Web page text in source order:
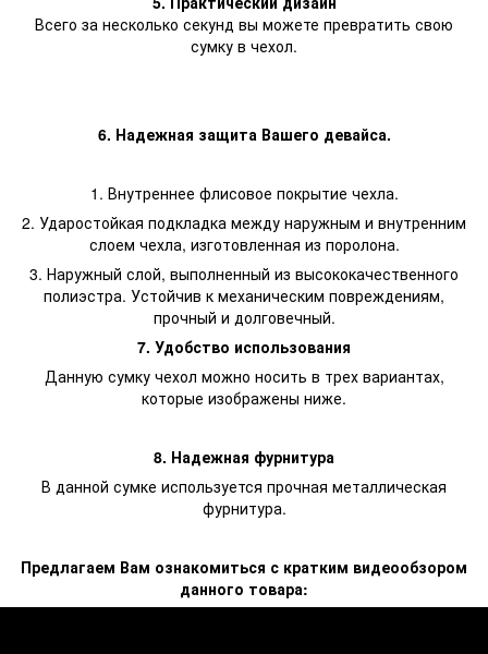
Всего за несколько секунд вы можете превратить свою
сумку в чехол.
6. Надежная защита Вашего девайса.
1. Внутреннее флисовое покрытие чехла.
2. Ударостойкая подкладка между наружным и внутренним
слоем чехла, изготовленная из поролона.
3. Наружный слой, выполненный из высококачественного
полиэстра. Устойчив к механическим повреждениям,
прочный и долговечный.
7. Удобство использования
Данную сумку чехол можно носить в трех вариантах,
которые изображены ниже.
8. Надежная фурнитура
В данной сумке используется прочная металлическая
фурнитура.
Предлагаем Вам ознакомиться с кратким видеообзором
данного товара: